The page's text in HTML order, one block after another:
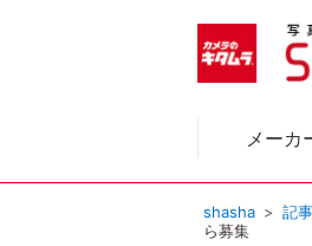
メーカ
shasha 記
ら募集